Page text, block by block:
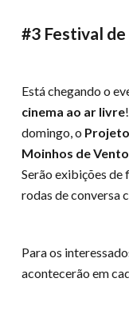
#3 Festival
Está chegando o
cinema ao ar livre
domingo, o
Moinhos de Vento
Serão exibições de
rodas de conversa
Para os
acontecerão em